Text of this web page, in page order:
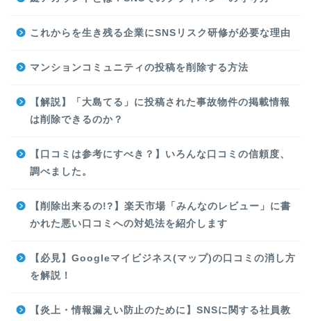
これからを生き残る企業にSNSリスク研修が必要な理由
マンションコミュニティの投稿を削除する方法
【解説】「大島てる」に投稿された事故物件の掲載情報
は削除できるのか？
【口コミは参考にすべき？】いろんな口コミの信頼度、
調べました。
【削除出来るの!?】楽天市場「みんなのレビュー」に書
かれた悪い口コミへの対処法を紹介します
【必見】Googleマイビジネス(マップ)の口コミの消し方
を解説！
【炎上・情報漏えい防止のために】SNSに関する社員教